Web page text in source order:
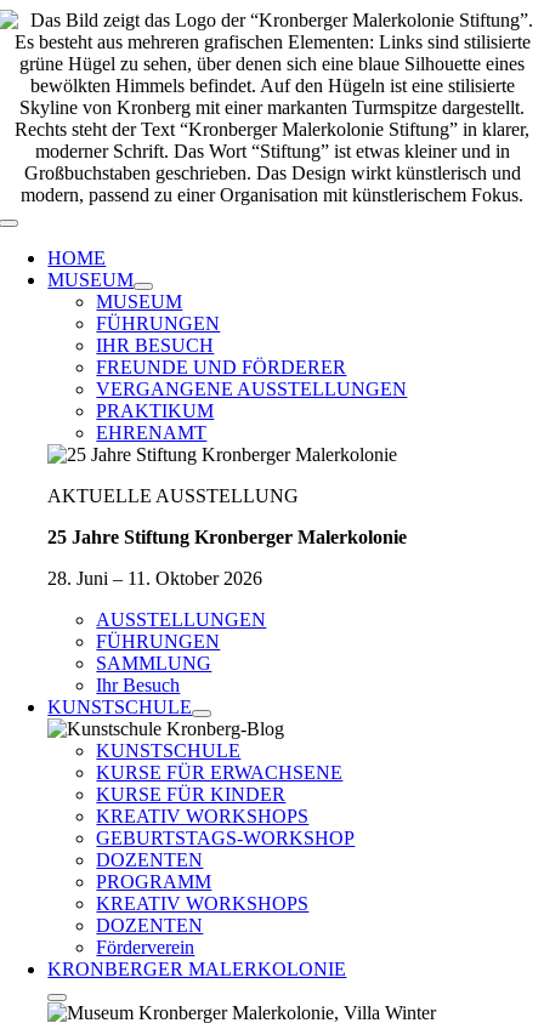
Zum
Inhalt
springen
Toggle
Navigation
HOME
MUSEUM
MUSEUM
FÜHRUNGEN
IHR BESUCH
FREUNDE UND FÖRDERER
VERGANGENE AUSSTELLUNGEN
PRAKTIKUM
EHRENAMT
AKTUELLE AUSSTELLUNG
25 Jahre Stiftung Kronberger Malerkolonie
28. Juni – 11. Oktober 2026
AUSSTELLUNGEN
FÜHRUNGEN
SAMMLUNG
Ihr Besuch
KUNSTSCHULE
KUNSTSCHULE
KURSE FÜR ERWACHSENE
KURSE FÜR KINDER
KREATIV WORKSHOPS
GEBURTSTAGS-WORKSHOP
DOZENTEN
PROGRAMM
KREATIV WORKSHOPS
DOZENTEN
Förderverein
KRONBERGER MALERKOLONIE